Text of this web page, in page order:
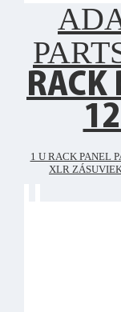
RACK
1 U RACK PANEL
XLR